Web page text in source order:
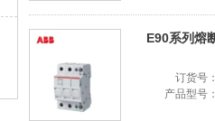
E90系列熔
订货号
产品型号